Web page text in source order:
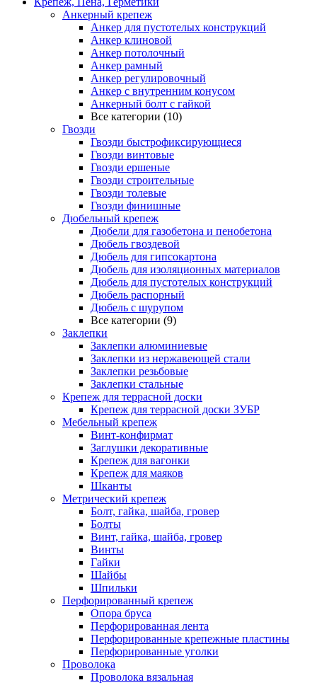
Анкерный крепеж
Анкер для пустотелых конструкций
Анкер клиновой
Анкер потолочный
Анкер рамный
Анкер регулировочный
Анкер с внутренним конусом
Анкерный болт с гайкой
Все категории (10)
Гвозди
Гвозди быстрофиксирующиеся
Гвозди винтовые
Гвозди ершеные
Гвозди строительные
Гвозди толевые
Гвозди финишные
Дюбельный крепеж
Дюбели для газобетона и пенобетона
Дюбель гвоздевой
Дюбель для гипсокартона
Дюбель для изоляционных материалов
Дюбель для пустотелых конструкций
Дюбель распорный
Дюбель с шурупом
Все категории (9)
Заклепки
Заклепки алюминиевые
Заклепки из нержавеющей стали
Заклепки резьбовые
Заклепки стальные
Крепеж для террасной доски
Крепеж для террасной доски ЗУБР
Мебельный крепеж
Винт-конфирмат
Заглушки декоративные
Крепеж для вагонки
Крепеж для маяков
Шканты
Метрический крепеж
Болт, гайка, шайба, гровер
Болты
Винт, гайка, шайба, гровер
Винты
Гайки
Шайбы
Шпильки
Перфорированный крепеж
Опора бруса
Перфорированная лента
Перфорированные крепежные пластины
Перфорированные уголки
Проволока
Проволока вязальная